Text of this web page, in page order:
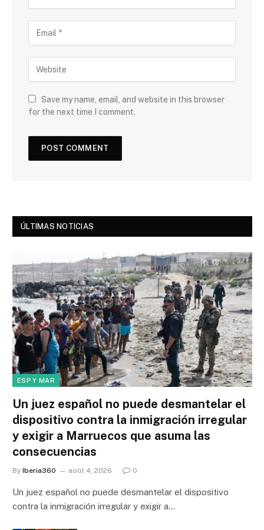
Save my name, email, and website in this browser
for the next time I comment.
ÚLTIMAS NOTICIAS
ESP Y MAR
Un juez español no puede desmantelar el
dispositivo contra la inmigración irregular
y exigir a Marruecos que asuma las
consecuencias
By Iberia360 août 4, 2026 0
Un juez español no puede desmantelar el dispositivo
contra la inmigración irregular y exigir a…